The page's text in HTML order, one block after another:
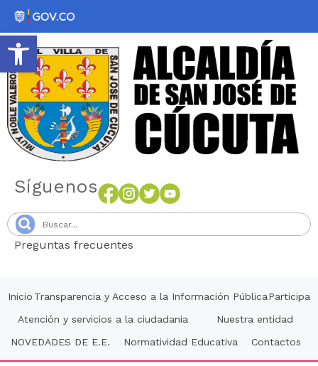
Abrir barra de herramientas
Síguenos
Preguntas frecuentes
Inicio Transparencia y Acceso a la Información PúblicaParticipa
Atención y servicios a la ciudadania
Nuestra entidad
NOVEDADES DE E.E.
Normatividad Educativa Contactos